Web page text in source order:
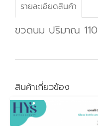
รายละเอียดสินค้า
ขวดนม ปริมาณ
สินค้าเกี่ยวข้อง